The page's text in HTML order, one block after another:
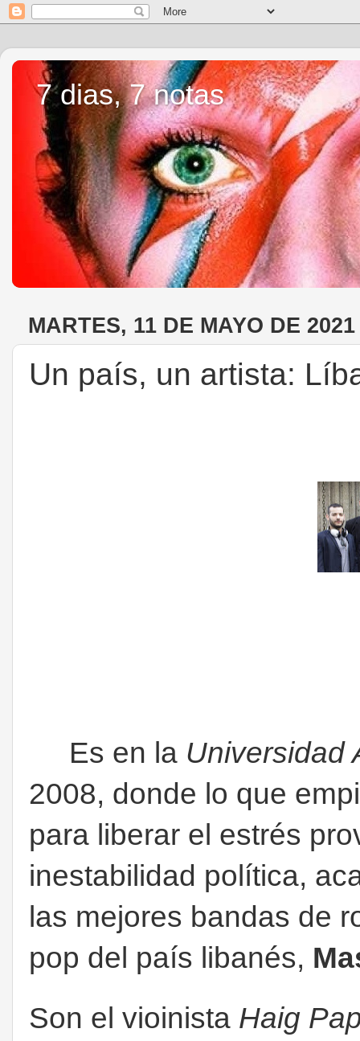
7 dias, 7 notas
MARTES, 11 DE MAYO DE 2021
Un país, un artista:
Es en la Universidad
2008, donde lo que
para liberar el estrés
inestabilidad política,
las mejores bandas de
pop del país libanés,
Son el vioinista Haig